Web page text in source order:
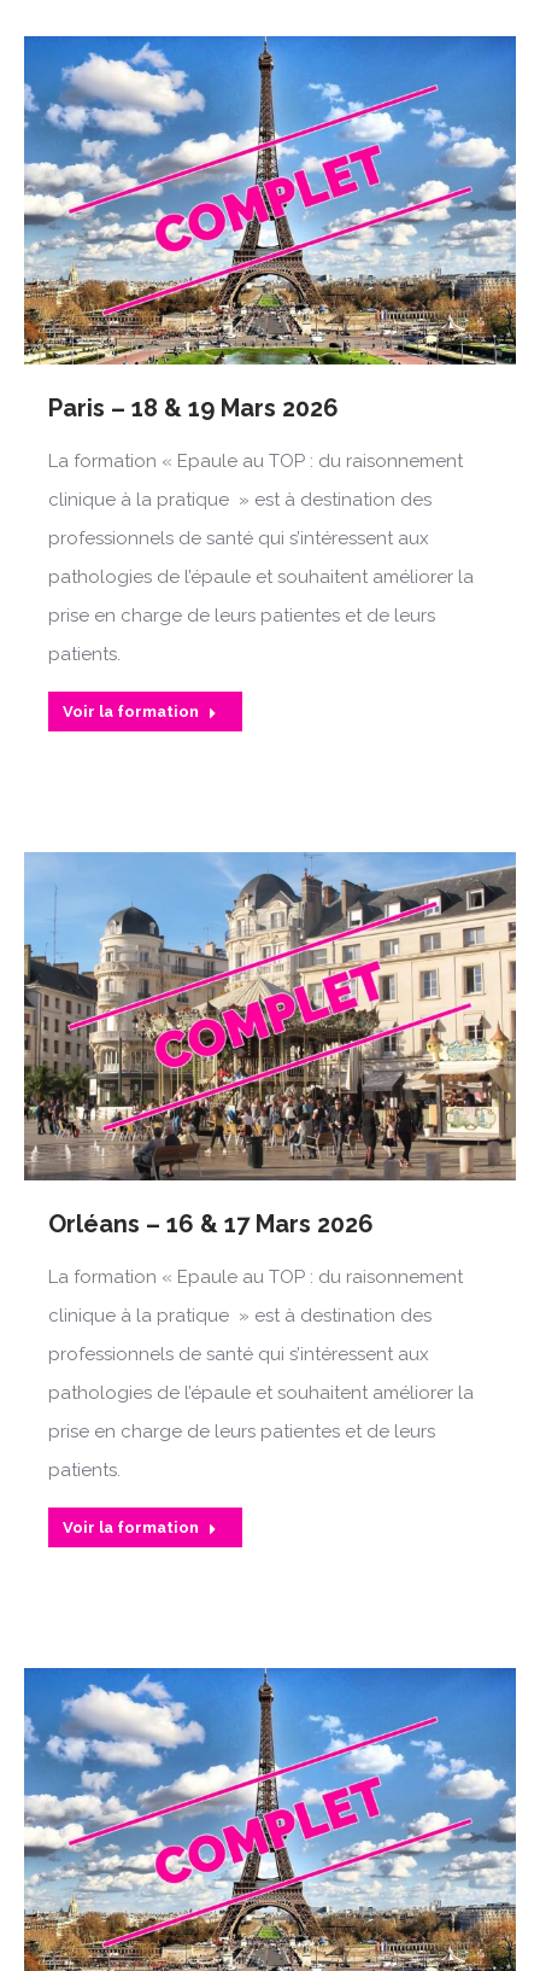
Paris – 18 & 19 Mars 2026
La formation « Epaule au TOP : du raisonnement
clinique à la pratique » est à destination des
professionnels de santé qui s’intéressent aux
pathologies de l’épaule et souhaitent améliorer la
prise en charge de leurs patientes et de leurs
patients.
Voir la formation
Orléans – 16 & 17 Mars 2026
La formation « Epaule au TOP : du raisonnement
clinique à la pratique » est à destination des
professionnels de santé qui s’intéressent aux
pathologies de l’épaule et souhaitent améliorer la
prise en charge de leurs patientes et de leurs
patients.
Voir la formation